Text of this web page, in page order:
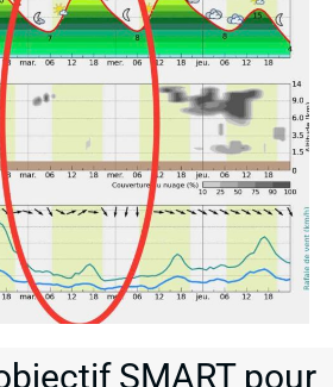
SMART pour